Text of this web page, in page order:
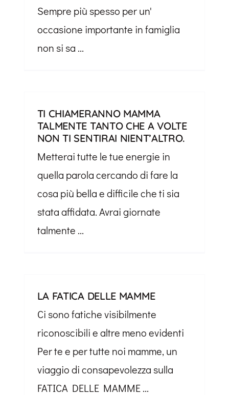
Sempre più spesso per un'
occasione importante in famiglia
non si sa ...
TI CHIAMERANNO MAMMA
TALMENTE TANTO CHE A VOLTE
NON TI SENTIRAI NIENT’ALTRO.
Metterai tutte le tue energie in
quella parola cercando di fare la
cosa più bella e difficile che ti sia
stata affidata. Avrai giornate
talmente ...
LA FATICA DELLE MAMME
Ci sono fatiche visibilmente
riconoscibili e altre meno evidenti
Per te e per tutte noi mamme, un
viaggio di consapevolezza sulla
FATICA DELLE MAMME ...